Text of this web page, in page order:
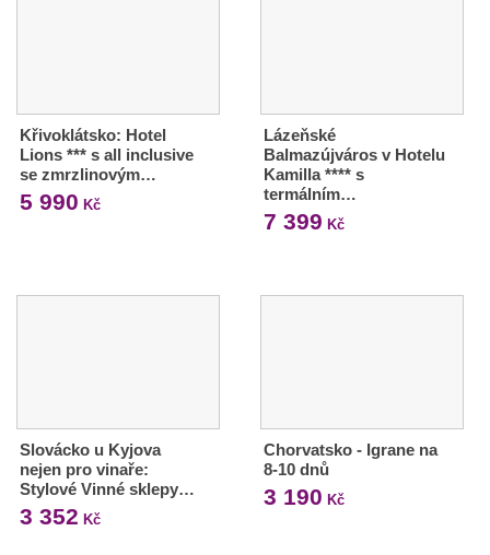
Křivoklátsko: Hotel
Lions *** s all inclusive
se zmrzlinovým…
5 990 Kč
Lázeňské
Balmazújváros v Hotelu
Kamilla **** s
termálním…
7 399 Kč
Slovácko u Kyjova
nejen pro vinaře:
Stylové Vinné sklepy…
3 352 Kč
Chorvatsko - Igrane na
8-10 dnů
3 190 Kč